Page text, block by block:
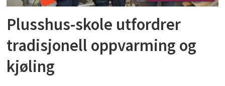
Plusshus-skole utfordrer
tradisjonell oppvarming og
kjøling